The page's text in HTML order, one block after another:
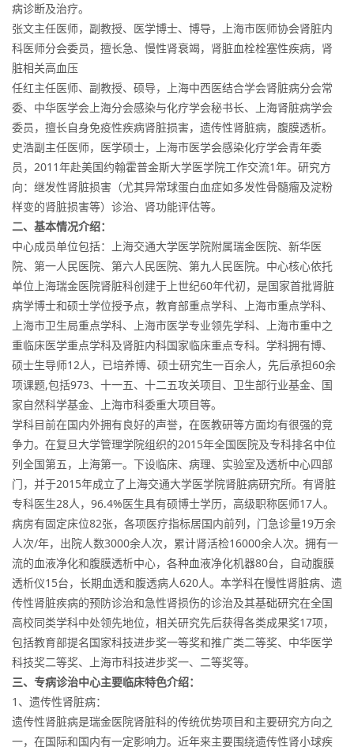
病诊断及治疗。
张文主任医师，副教授、医学博士、博导，上海市医师协会肾脏内
科医师分会委员，擅长急、慢性肾衰竭，肾脏血栓栓塞性疾病，肾
脏相关高血压
任红主任医师、副教授、硕导，上海中西医结合学会肾脏病分会常
委、中华医学会上海分会感染与化疗学会秘书长、上海肾脏病学会
委员，擅长自身免疫性疾病肾脏损害，遗传性肾脏病，腹膜透析。
史浩副主任医师，医学硕士，上海市医学会感染化疗学会青年委
员，2011年赴美国约翰霍普金斯大学医学院工作交流1年。研究方
向：继发性肾脏损害（尤其异常球蛋白血症如多发性骨髓瘤及淀粉
样变的肾脏损害等）诊治、肾功能评估等。
二、基本情况介绍：
中心成员单位包括：上海交通大学医学院附属瑞金医院、新华医
院、第一人民医院、第六人民医院、第九人民医院。中心核心依托
单位上海瑞金医院肾脏科创建于上世纪60年代初，是国家首批肾脏
病学博士和硕士学位授予点，教育部重点学科、上海市重点学科、
上海市卫生局重点学科、上海市医学专业领先学科、上海市重中之
重临床医学重点学科及肾脏内科国家临床重点专科。学科拥有博、
硕士生导师12人，已培养博、硕士研究生一百余人，先后承担60余
项课题,包括973、十一五、十二五攻关项目、卫生部行业基金、国
家自然科学基金、上海市科委重大项目等。
学科目前在国内外拥有良好的声誉，在医教研等方面均有很强的竞
争力。在复旦大学管理学院组织的2015年全国医院及专科排名中位
列全国第五，上海第一。下设临床、病理、实验室及透析中心四部
门，并于2015年成立了上海交通大学医学院肾脏病研究所。有肾脏
专科医生28人，96.4%医生具有硕博士学历，高级职称医师17人。
病房有固定床位82张，各项医疗指标居国内前列，门急诊量19万余
人次/年，出院人数3000余人次，累计肾活检16000余人次。拥有一
流的血液净化和腹膜透析中心，各种血液净化机器80台，自动腹膜
透析仪15台，长期血透和腹透病人620人。本学科在慢性肾脏病、遗
传性肾脏疾病的预防诊治和急性肾损伤的诊治及其基础研究在全国
高校同类学科中处领先地位，相关研究先后获得各类成果奖17项，
包括教育部提名国家科技进步奖一等奖和推广类二等奖、中华医学
科技奖二等奖、上海市科技进步奖一、二等奖等。
三、专病诊治中心主要临床特色介绍：
1、遗传性肾脏病：
遗传性肾脏病是瑞金医院肾脏科的传统优势项目和主要研究方向之
一，在国际和国内有一定影响力。近年来主要围绕遗传性肾小球疾